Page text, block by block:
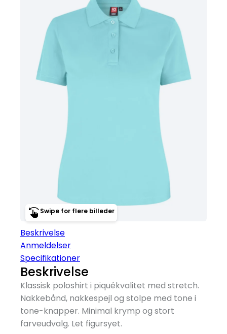
Swipe for flere billeder
Beskrivelse
Anmeldelser
Specifikationer
Beskrivelse
Klassisk poloshirt i piquékvalitet med stretch.
Nakkebånd, nakkespejl og stolpe med tone i
tone-knapper. Minimal krymp og stort
farveudvalg. Let figursyet.